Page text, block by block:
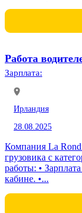
Работа
Зарплата:
Ирландия
28.08.2025
Компания La
грузовика с
работы: •
кабине. •...